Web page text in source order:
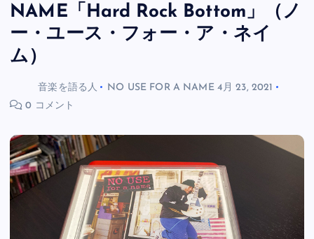
NAME「Hard Rock Bottom」（ノ
ー・ユース・フォー・ア・ネイ
ム）
音楽を語る人 NO USE FOR A NAME 4月 23, 2021
0 コメント